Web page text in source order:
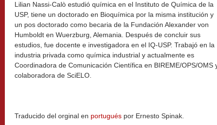
Lilian Nassi-Calò estudió química en el Instituto de Química de la
USP, tiene un doctorado en Bioquímica por la misma institución y
un pos doctorado como becaria de la Fundación Alexander von
Humboldt en Wuerzburg, Alemania. Después de concluir sus
estudios, fue docente e investigadora en el IQ-USP. Trabajó en la
industria privada como química industrial y actualmente es
Coordinadora de Comunicación Científica en BIREME/OPS/OMS
colaboradora de SciELO.
Traducido del orginal en portugués por Ernesto Spinak.